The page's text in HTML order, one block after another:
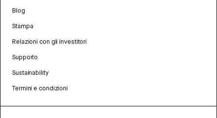
Blog
Stampa
Relazioni con gli investitori
Supporto
Sustainability
Termini e condizioni